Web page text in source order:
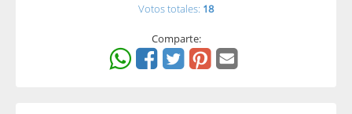
Votos totales: 18
Comparte: